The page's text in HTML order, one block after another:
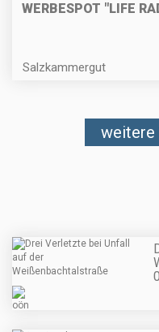
WERBESPOT "LIFE
Salzkammergut
weitere